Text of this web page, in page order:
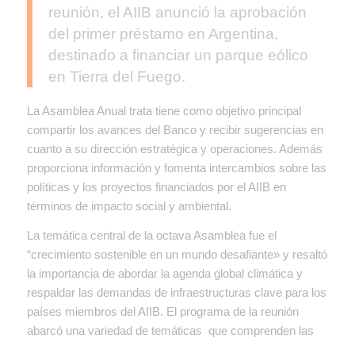
reunión, el AIIB anunció la aprobación
del primer préstamo en Argentina,
destinado a financiar un parque eólico
en Tierra del Fuego.
La Asamblea Anual trata tiene como objetivo principal
compartir los avances del Banco y recibir sugerencias en
cuanto a su dirección estratégica y operaciones. Además
proporciona información y fomenta intercambios sobre las
políticas y los proyectos financiados por el AIIB en
términos de impacto social y ambiental.
La temática central de la octava Asamblea fue el
“crecimiento sostenible en un mundo desafiante» y resaltó
la importancia de abordar la agenda global climática y
respaldar las demandas de infraestructuras clave para los
países miembros del AIIB. El programa de la reunión
abarcó una variedad de temáticas que comprenden las